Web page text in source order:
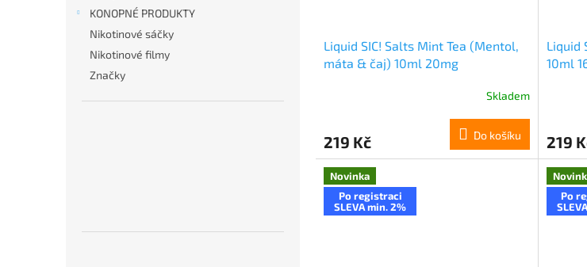
KONOPNÉ PRODUKTY
Nikotinové sáčky
Nikotinové filmy
Značky
Liquid SIC! Salts Mint Tea (Mentol,
máta & čaj) 10ml 20mg
Skladem
219 Kč Do košíku
Liquid
10ml
219
Novinka
Po registraci
SLEVA min. 2%
Po